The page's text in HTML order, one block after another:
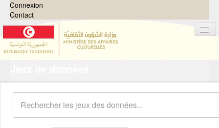
Connexion
Contact
Organisations
Groupes
Demandes 0